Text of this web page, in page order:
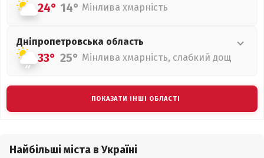
24° 14° Мінлива хмарність
Дніпропетровська область
33° 25° Мінлива хмарність, слабкий дощ
ПОКАЗАТИ ІНШІ ОБЛАСТІ
Найбільші міста в Україні